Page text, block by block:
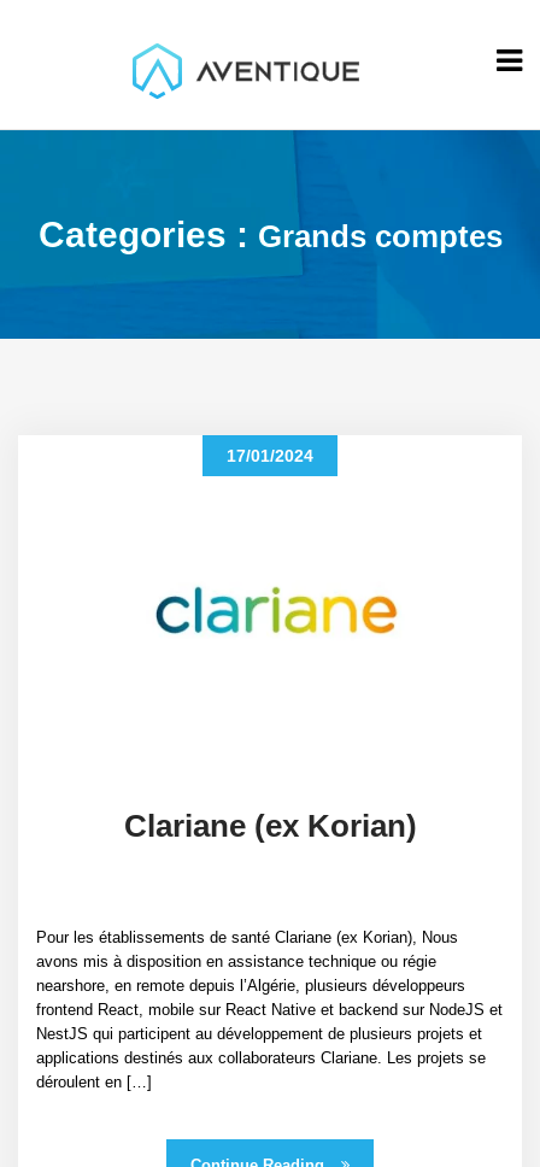
Categories : Grands comptes
17/01/2024
Clariane (ex Korian)
Pour les établissements de santé Clariane (ex Korian), Nous
avons mis à disposition en assistance technique ou régie
nearshore, en remote depuis l’Algérie, plusieurs développeurs
frontend React, mobile sur React Native et backend sur NodeJS et
NestJS qui participent au développement de plusieurs projets et
applications destinés aux collaborateurs Clariane. Les projets se
déroulent en […]